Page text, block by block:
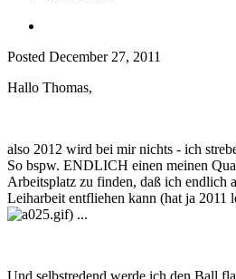
Posted December 27, 2011
Hallo Thomas,
also 2012 wird bei mir nichts - ich
So bspw. ENDLICH einen meinen
Arbeitsplatz zu finden, daß ich endlich
Leiharbeit entfliehen kann (hat ja 2011
) ...
Und selbstredend werde ich den Ball